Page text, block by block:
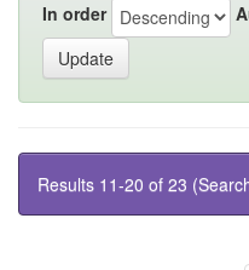
In order
Results 11-20 of 23